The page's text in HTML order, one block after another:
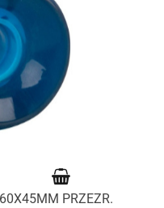
PRZEZR.